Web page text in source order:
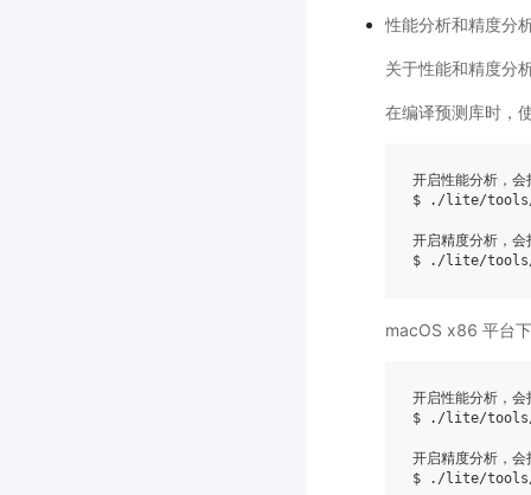
性能分析和精度分
关于性能和精度分
在编译预测库时，
开启性能分析，
$ ./lite/tools/
开启精度分析，
$ ./lite/tools/
macOS x86 平台
开启性能分析，
$ ./lite/tools/
开启精度分析，
$ ./lite/tools/